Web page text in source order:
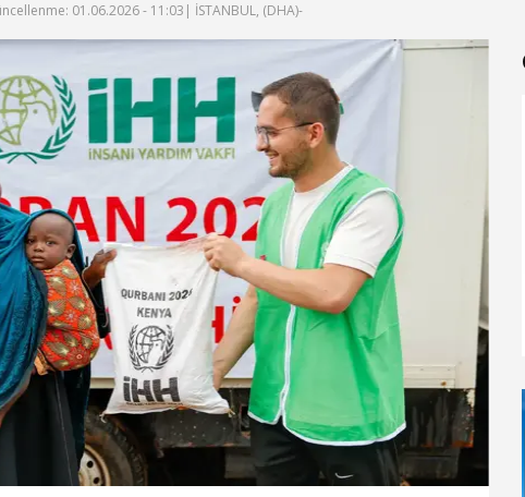
01.06.2026 - 11:03 | İSTANBUL, (DHA)-